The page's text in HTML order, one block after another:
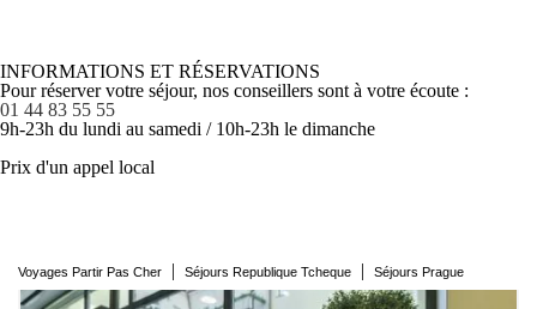
INFORMATIONS ET RÉSERVATIONS
Pour réserver votre séjour, nos conseillers sont à votre écoute :
01 44 83 55 55
9h-23h du lundi au samedi / 10h-23h le dimanche
Prix d'un appel local
Voyages Partir Pas Cher | Séjours Republique Tcheque | Séjours Prague